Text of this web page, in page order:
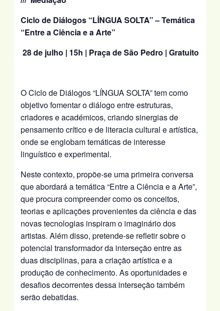
Ciclo de Diálogos “LÍNGUA SOLTA” – Temática
“Entre a Ciência e a Arte”
28 de julho | 15h | Praça de São Pedro | Gratuito
O Ciclo de Diálogos “LÍNGUA SOLTA” tem como
objetivo fomentar o diálogo entre estruturas,
criadores e académicos, criando sinergias de
pensamento crítico e de literacia cultural e artística,
onde se englobam temáticas de interesse
linguístico e experimental.
Neste contexto, propõe-se uma primeira conversa
que abordará a temática “Entre a Ciência e a Arte”,
que procura compreender como os conceitos,
teorias e aplicações provenientes da ciência e das
novas tecnologias inspiram o imaginário dos
artistas. Além disso, pretende-se refletir sobre o
potencial transformador da interseção entre as
duas disciplinas, para a criação artística e a
produção de conhecimento. As oportunidades e
desafios decorrentes dessa interseção também
serão debatidas.